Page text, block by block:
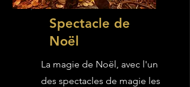
Spectacle de
Noël
La magie de Noël, avec l'un
des spectacles de magie les